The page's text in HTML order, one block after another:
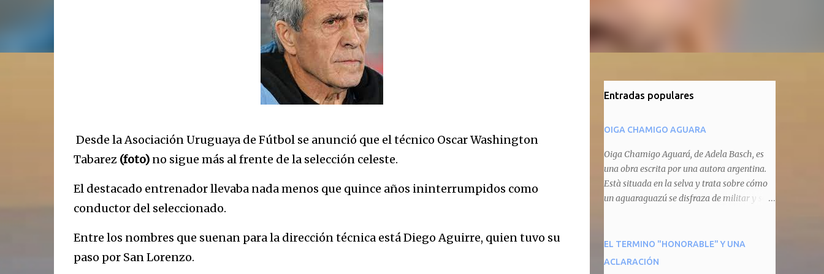
Desde la Asociación Uruguaya de Fútbol se anunció que el técnico Oscar Washington
Tabarez (foto)no sigue más al frente de la selección celeste.
El destacado entrenador llevaba nada menos que quince años ininterrumpidos como
conductor del seleccionado.
Entre los nombres que suenan para la dirección técnica está Diego Aguirre, quien tuvo su
paso por San Lorenzo.
Entradas populares
OIGA CHAMIGO AGUARA
Oiga Chamigo Aguará, de Adela Basch, es
una obra escrita por una autora argentina.
Està situada en la selva y trata sobre cómo
un aguaraguazú se disfraza de militar y se
animal que pretenda circular por ahí. En
primera instancia aparece Teteu, el tero,
EL TERMINO "HONORABLE" Y UNA
ACLARACIÓN